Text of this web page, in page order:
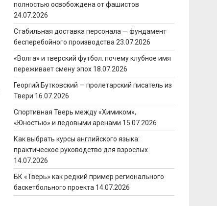
полностью освобождена от фашистов
24.07.2026
Стабильная доставка персонала — фундамент
бесперебойного производства 23.07.2026
«Волга» и тверский футбол: почему клубное имя
переживает смену эпох 18.07.2026
Георгий Бутковский — пролетарский писатель из
Твери 16.07.2026
Спортивная Тверь между «Химиком»,
«Юностью» и ледовыми аренами 15.07.2026
Как выбрать курсы английского языка:
практическое руководство для взрослых
14.07.2026
БК «Тверь» как редкий пример регионального
баскетбольного проекта 14.07.2026